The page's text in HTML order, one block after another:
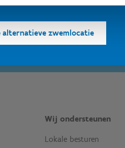
alternatieve zwemlocatie
Wij ondersteunen
Lokale besturen